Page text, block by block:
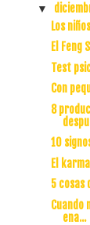
▼
Los
El Feng
Test
Con
8
10
El
5 cosas
Cuando
ena...